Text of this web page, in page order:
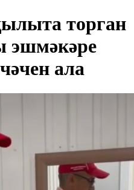
торган
эшмәкәре
ала